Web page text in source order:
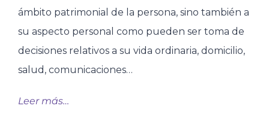
ámbito patrimonial de la persona, sino también a
su aspecto personal como pueden ser toma de
decisiones relativos a su vida ordinaria, domicilio,
salud, comunicaciones…
Leer más…